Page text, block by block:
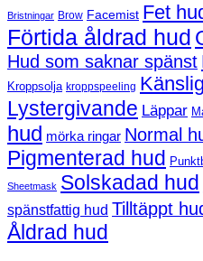
Bristningar Brow Facemist Fet
Förtida åldrad hud
Hud som saknar spänst
Kroppsolja kroppspeeling
Lystergivande Läppar
hud mörka ringar Normal
Pigmenterad hud
Sheetmask Solskadad hud
spänstfattig hud Tilltäppt
Åldrad hud